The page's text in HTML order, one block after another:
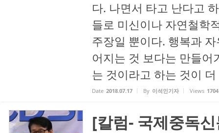
다. 나면서 타고 난다고
들로 미신이나 자연철학
주장일 뿐이다. 행복과
어지는 것 보다는 만들
는 것이라고 하는 것이
Date 2018.07.17 By 이석인기자 Views 1704
[칼럼- 국제중독